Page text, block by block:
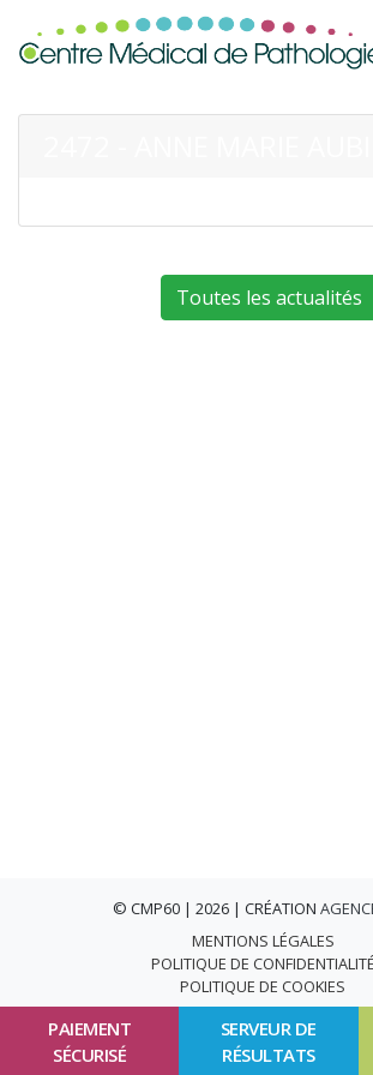
PAIEMENT
SÉCURISÉ
SERVEUR DE
RÉSULTATS
Toutes les actualités
© CMP60 | 2026 | CRÉATION
MENTIONS LÉGALES
POLITIQUE DE CONFIDENTIALITÉ
POLITIQUE DE COOKIES